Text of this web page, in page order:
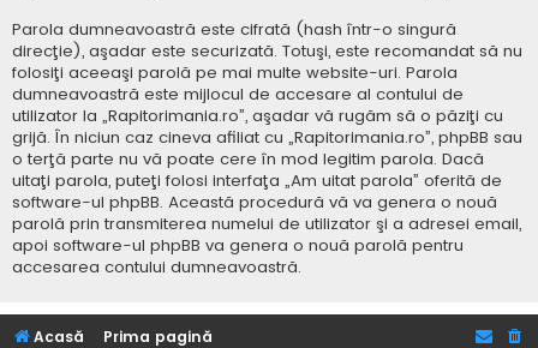
Parola dumneavoastră este cifrată (hash într-o singură
direcţie), aşadar este securizată. Totuşi, este recomandat să nu
folosiţi aceeaşi parolă pe mai multe website-uri. Parola
dumneavoastră este mijlocul de accesare al contului de
utilizator la „Rapitorimania.ro”, aşadar vă rugăm să o păziţi cu
grijă. În niciun caz cineva afiliat cu „Rapitorimania.ro”, phpBB sau
o terţă parte nu vă poate cere în mod legitim parola. Dacă
uitaţi parola, puteţi folosi interfaţa „Am uitat parola” oferită de
software-ul phpBB. Această procedură vă va genera o nouă
parolă prin transmiterea numelui de utilizator şi a adresei email,
apoi software-ul phpBB va genera o nouă parolă pentru
accesarea contului dumneavoastră.
Acasă Prima pagină